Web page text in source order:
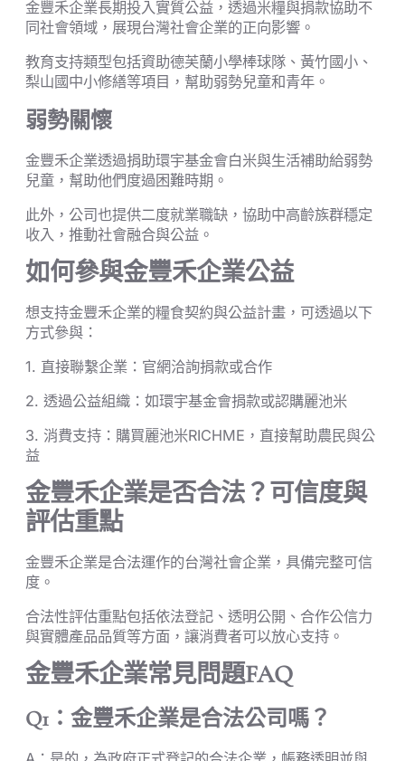
金豐禾企業長期投入實質公益，透過米糧與捐款協助不
同社會領域，展現台灣社會企業的正向影響。
教育支持類型包括資助德芙蘭小學棒球隊、黃竹國小、
梨山國中小修繕等項目，幫助弱勢兒童和青年。
弱勢關懷
金豐禾企業透過捐助環宇基金會白米與生活補助給弱勢
兒童，幫助他們度過困難時期。
此外，公司也提供二度就業職缺，協助中高齡族群穩定
收入，推動社會融合與公益。
如何參與金豐禾企業公益
想支持金豐禾企業的糧食契約與公益計畫，可透過以下
方式參與：
1. 直接聯繫企業：官網洽詢捐款或合作
2. 透過公益組織：如環宇基金會捐款或認購麗池米
3. 消費支持：購買麗池米RICHME，直接幫助農民與公
益
金豐禾企業是否合法？可信度與
評估重點
金豐禾企業是合法運作的台灣社會企業，具備完整可信
度。
合法性評估重點包括依法登記、透明公開、合作公信力
與實體產品品質等方面，讓消費者可以放心支持。
金豐禾企業常見問題FAQ
Q1：金豐禾企業是合法公司嗎？